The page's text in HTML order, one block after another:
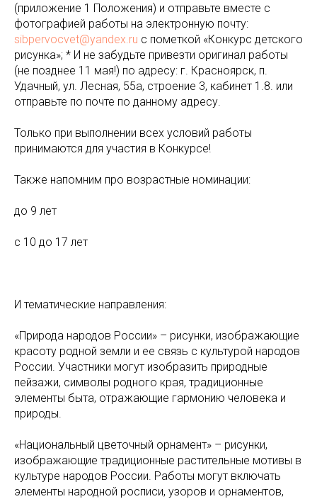
(приложение 1 Положения) и отправьте вместе с
фотографией работы на электронную почту:
sibpervocvet@yandex.ru с пометкой «Конкурс детского
рисунка»; * И не забудьте привезти оригинал работы
(не позднее 11 мая!) по адресу: г. Красноярск, п.
Удачный, ул. Лесная, 55а, строение 3, кабинет 1.8. или
отправьте по почте по данному адресу.
Только при выполнении всех условий работы
принимаются для участия в Конкурсе!
Также напомним про возрастные номинации:
до 9 лет
с 10 до 17 лет
И тематические направления:
«Природа народов России» – рисунки, изображающие
красоту родной земли и ее связь с культурой народов
России. Участники могут изобразить природные
пейзажи, символы родного края, традиционные
элементы быта, отражающие гармонию человека и
природы.
«Национальный цветочный орнамент» – рисунки,
изображающие традиционные растительные мотивы в
культуре народов России. Работы могут включать
элементы народной росписи, узоров и орнаментов,